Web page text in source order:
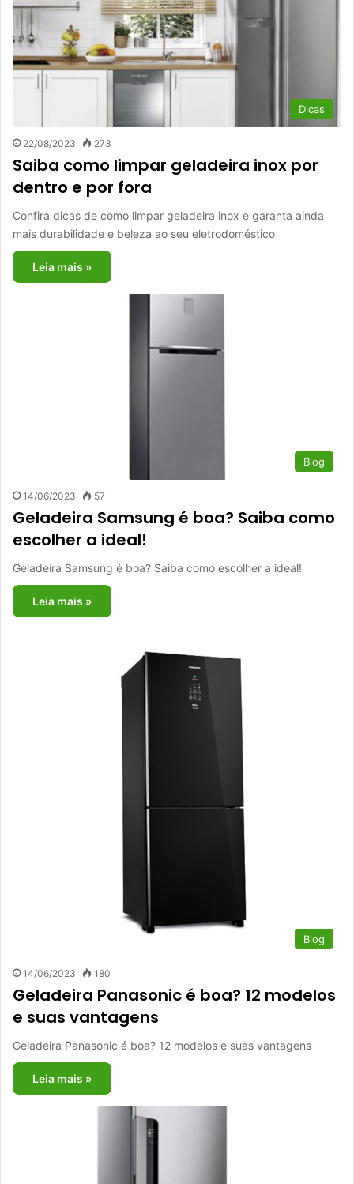
Dicas
22/08/2023 273
Saiba como limpar geladeira inox por
dentro e por fora
Confira dicas de como limpar geladeira inox e garanta ainda
mais durabilidade e beleza ao seu eletrodoméstico
Leia mais »
Blog
14/06/2023 57
Geladeira Samsung é boa? Saiba como
escolher a ideal!
Geladeira Samsung é boa? Saiba como escolher a ideal!
Leia mais »
Blog
14/06/2023 180
Geladeira Panasonic é boa? 12 modelos
e suas vantagens
Geladeira Panasonic é boa? 12 modelos e suas vantagens
Leia mais »